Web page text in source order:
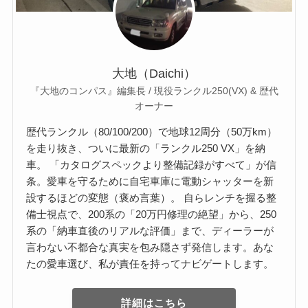
大地（Daichi）
『大地のコンパス』編集長 / 現役ランクル250(VX) & 歴代
オーナー
歴代ランクル（80/100/200）で地球12周分（50万km）
を走り抜き、ついに最新の「ランクル250 VX」を納
車。 「カタログスペックより整備記録がすべて」が信
条。愛車を守るために自宅車庫に電動シャッターを新
設するほどの変態（褒め言葉）。 自らレンチを握る整
備士視点で、200系の「20万円修理の絶望」から、250
系の「納車直後のリアルな評価」まで、ディーラーが
言わない不都合な真実を包み隠さず発信します。あな
たの愛車選び、私が責任を持ってナビゲートします。
詳細はこちら